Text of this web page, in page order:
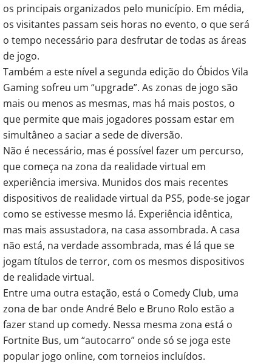
os principais organizados pelo município. Em média,
os visitantes passam seis horas no evento, o que será
o tempo necessário para desfrutar de todas as áreas
de jogo.
Também a este nível a segunda edição do Óbidos Vila
Gaming sofreu um “upgrade”. As zonas de jogo são
mais ou menos as mesmas, mas há mais postos, o
que permite que mais jogadores possam estar em
simultâneo a saciar a sede de diversão.
Não é necessário, mas é possível fazer um percurso,
que começa na zona da realidade virtual em
experiência imersiva. Munidos dos mais recentes
dispositivos de realidade virtual da PS5, pode-se jogar
como se estivesse mesmo lá. Experiência idêntica,
mas mais assustadora, na casa assombrada. A casa
não está, na verdade assombrada, mas é lá que se
jogam títulos de terror, com os mesmos dispositivos
de realidade virtual.
Entre uma outra estação, está o Comedy Club, uma
zona de bar onde André Belo e Bruno Rolo estão a
fazer stand up comedy. Nessa mesma zona está o
Fortnite Bus, um “autocarro” onde só se joga este
popular jogo online, com torneios incluídos.